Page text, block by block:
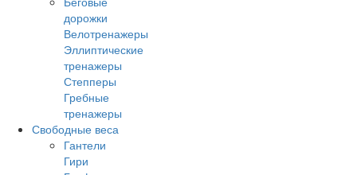
дорожки
Велотренажеры
Эллиптические
тренажеры
Степперы
Гребные
тренажеры
Свободные веса
Гантели
Гири